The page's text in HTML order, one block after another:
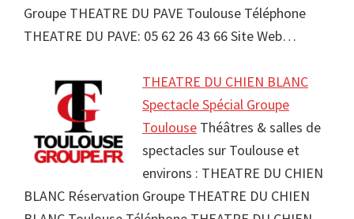
Groupe THEATRE DU PAVE Toulouse Téléphone
THEATRE DU PAVE: 05 62 26 43 66 Site Web…
THEATRE DU CHIEN BLANC
Spectacle Spécial Groupe
Toulouse Théâtres & salles de
spectacles sur Toulouse et
environs : THEATRE DU CHIEN
BLANC Réservation Groupe THEATRE DU CHIEN